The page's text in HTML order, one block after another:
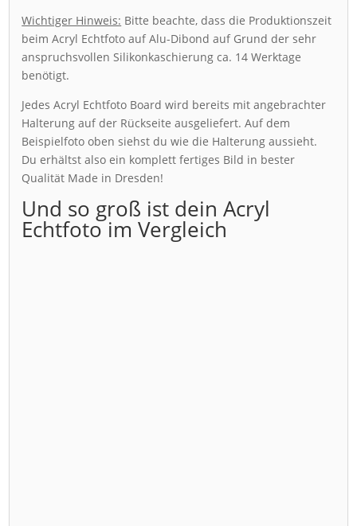
Wichtiger Hinweis: Bitte beachte, dass die Produktionszeit
beim Acryl Echtfoto auf Alu-Dibond auf Grund der sehr
anspruchsvollen Silikonkaschierung ca. 14 Werktage
benötigt.
Jedes Acryl Echtfoto Board wird bereits mit angebrachter
Halterung auf der Rückseite ausgeliefert. Auf dem
Beispielfoto oben siehst du wie die Halterung aussieht.
Du erhältst also ein komplett fertiges Bild in bester
Qualität Made in Dresden!
Und so groß ist dein Acryl
Echtfoto im Vergleich